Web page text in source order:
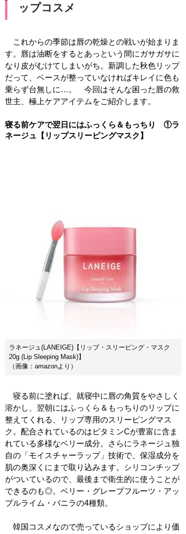
ップコスメ
これからの季節は唇の乾燥との戦いが始まりま
す。唇は油断をするとあっという間にガサガサに
なり皮がむけてしまいがち。新調した秋色リップ
だって、ベースが整っていなければキレイに色も
乗らず台無しに…。 今回はそんな困った唇の救
世主、極上ケアアイテムをご紹介します。
寝る前ケアで翌日にはふっくら＆もっちり ①ラ
ネージュ【リップスリーピングマスク】
ラネージュ(LANEIGE)【リップ・スリーピング・マスク
20g (Lip Sleeping Mask)】
（画像：amazonより）
寝る前に塗れば、就寝中に唇の角質をやさしく
溶かし、翌朝にはふっくら＆もっちりのリップに
整えてくれる、リップ専用のスリーピングマス
ク。配合されているのはビタミンCが豊富に含ま
れている多様なベリー成分。さらにラネージュ独
自の「モイスチャーラップ」技術で、保湿成分を
肌の奥深くにまで取り込みます。シリコンチップ
がついているので、最後まで衛生的に使うことが
できるのも◎。ベリー・グレープフルーツ・アッ
プルライム・バニラの4種類。
韓国コスメなので売っているショップにより価